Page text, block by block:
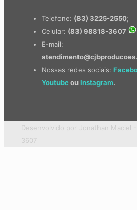
Telefone: (83) 3225-2550;
Celular: (83) 98818-3607
E-mail:
Nossas redes sociais:
Youtubeou Instagram.
Desenvolvido por Jonathan Maciel -
3607